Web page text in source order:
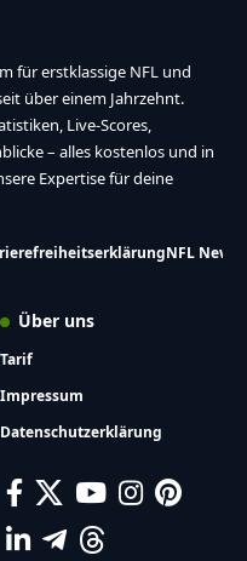
für erstklassige NFL und
über einem Jahrzehnt.
Live-Scores,
– alles kostenlos und in
Expertise für deine
NFL News
Über uns
Tarif
Impressum
Datenschutzerklärung